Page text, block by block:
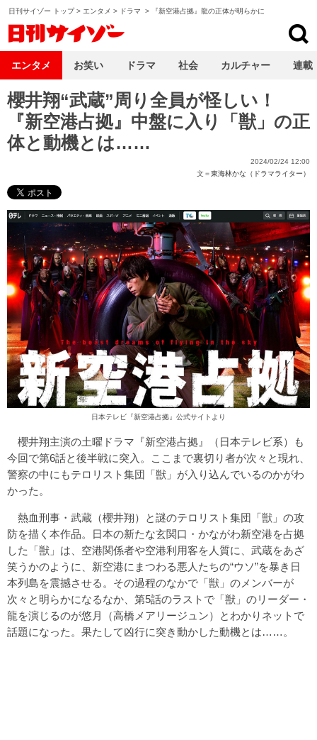
日刊サイゾー トップ> エンタメ > ドラマ > 『新空港占拠』龍の正体が明らかに
櫻井翔“武蔵”周り全員が怪しい！
『新空港占拠』中盤に入り「獣」の正
体と動機とは……
2024/02/24 12:00
文＝東海林かな（ドラマライター）
日本テレビ『新空港占拠』公式サイトより
櫻井翔主演の土曜ドラマ『新空港占拠』（日本テレビ系）も
今回で第6話と後半戦に突入。ここまで裏切り者が次々と現れ、
警察の中にもテロリスト集団「獣」が入り込んでいるのかがわ
かった。
熱血刑事・武蔵（櫻井翔）と謎のテロリスト集団「獣」の攻
防を描く本作品。日本の新たな玄関口・かながわ新空港を占拠
した「獣」は、空港関係者や空港利用客を人質に、武蔵をあざ
笑うかのように、新空港にまつわる悪人たちの“ウソ”を暴き日
本列島を震撼させる。その過程のなかで「獣」のメンバーが
次々と明らかになるなか、第5話のラストで「獣」のリーダー・
龍を演じるのが悠月（高橋メアリージュン）とわかりネットで
話題になった。果たして凶行に突き動かした動機とは……。
エンタメ お笑い ドラマ 社会 カルチャー 連載